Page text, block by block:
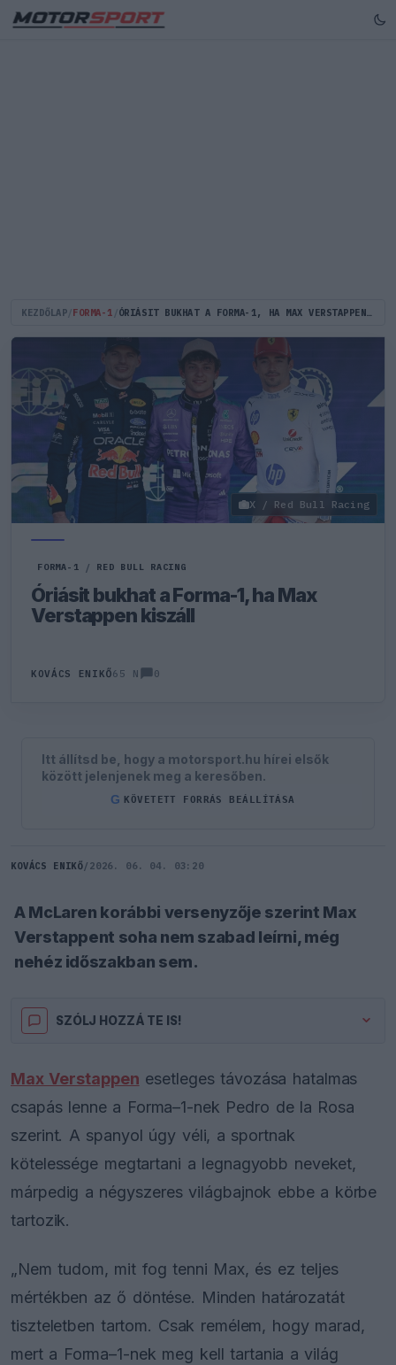
KEZDŐLAP FORMA-1 ÓRIÁSIT BUKHAT A FORMA-1, HA MAX VERSTAPPEN KISZÁLL
X / Red Bull Racing
FORMA-1 / RED BULL RACING
Óriásit bukhat a Forma-1, ha Max
Verstappen kiszáll
KOVÁCS ENIKŐ65 N 0
Itt állítsd be, hogy a motorsport.hu hírei elsők
között jelenjenek meg a keresőben.
G KÖVETETT FORRÁS BEÁLLÍTÁSA
KOVÁCS ENIKŐ/ 2026. 06. 04. 03:20
A McLaren korábbi versenyzője szerint Max
Verstappent soha nem szabad leírni, még
nehéz időszakban sem.
SZÓLJ HOZZÁ TE IS!
Max Verstappen esetleges távozása hatalmas
csapás lenne a Forma–1-nek Pedro de la Rosa
szerint. A spanyol úgy véli, a sportnak
kötelessége megtartani a legnagyobb neveket,
márpedig a négyszeres világbajnok ebbe a körbe
tartozik.
„Nem tudom, mit fog tenni Max, és ez teljes
mértékben az ő döntése. Minden határozatát
tiszteletben tartom. Csak remélem, hogy marad,
mert a Forma–1-nek meg kell tartania a világ